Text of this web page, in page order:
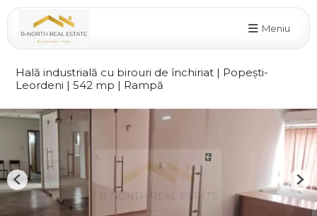
Meniu
Hală industrială cu birouri de închiriat | Popești-
Leordeni | 542 mp | Rampă
Previous